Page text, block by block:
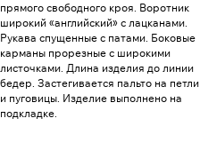
прямого свободного кроя. Воротник
широкий «английский» с лацканами.
Рукава спущенные с патами. Боковые
карманы прорезные с широкими
листочками. Длина изделия до линии
бедер. Застегивается пальто на петли
и пуговицы. Изделие выполнено на
подкладке.